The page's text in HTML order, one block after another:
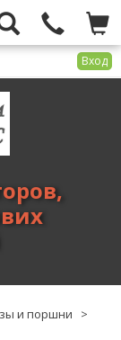
Вход
и поршни
>